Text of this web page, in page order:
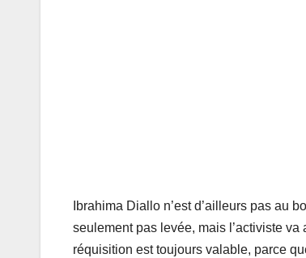
Ibrahima Diallo n’est d’ailleurs pas au
seulement pas levée, mais l’activiste
réquisition est toujours valable, parce